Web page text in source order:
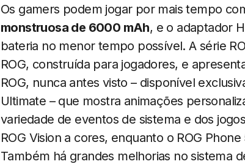
Os gamers podem jogar por mais tempo
monstruosa de 6000 mAh, e o adaptador
bateria no menor tempo possível. A série
ROG, construída para jogadores, e
ROG, nunca antes visto – disponível
Ultimate – que mostra animações
variedade de eventos de sistema e dos
ROG Vision a cores, enquanto o ROG
Também há grandes melhorias no sistema